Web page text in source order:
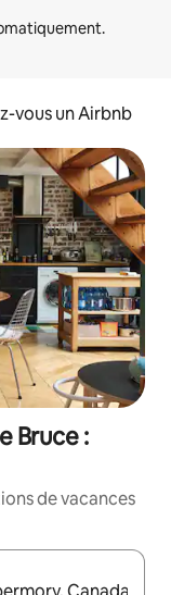
vous un Airbnb
Bruce :
de vacances
les en utilisant